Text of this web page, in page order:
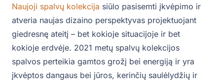
Naujoji spalvų kolekcija siūlo pasisemti įkvėpimo ir
atveria naujas dizaino perspektyvas projektuojant
giedresnę ateitį – bet kokioje situacijoje ir bet
kokioje erdvėje. 2021 metų spalvų kolekcijos
spalvos perteikia gamtos grožį bei energiją ir yra
įkvėptos dangaus bei jūros, kerinčių saulėlydžių ir